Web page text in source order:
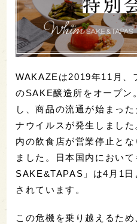
WAKAZEは2019年11月、
のSAKE醸造所をオープン
し、商品の流通が始まっ
ナウイルスが発生しまし
内の飲食店が営業停止と
ました。日本国内におい
SAKE&TAPAS」は4月1日
されています。
この危機を乗り越えるため